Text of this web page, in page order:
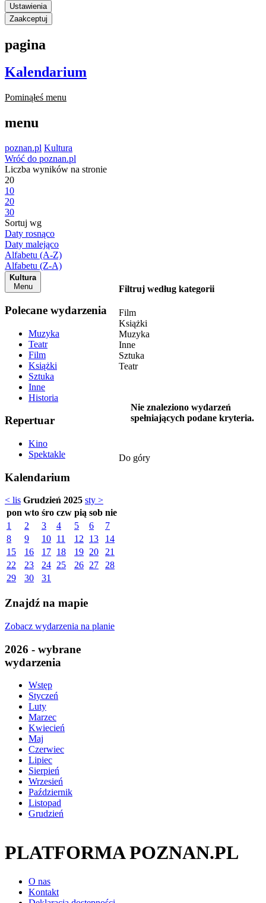
Ustawienia
Zaakceptuj
pagina
Kalendarium
Pominąłeś menu
menu
poznan.pl Kultura
Wróć do poznan.pl
Liczba wyników na stronie
20
10
20
30
Sortuj wg
Daty rosnąco
Daty malejąco
Alfabetu (A-Z)
Alfabetu (Z-A)
Kultura
Menu
Polecane wydarzenia
Muzyka
Teatr
Film
Książki
Sztuka
Inne
Historia
Repertuar
Kino
Spektakle
Kalendarium
< lis Grudzień 2025 sty >
pon wto śro czw pią sob nie
1
2 3 4 5 6
7
8
9 10 11 12 13
14
15
16 17 18 19 20
21
22
23 24 25 26 27
28
29
30 31
Znajdź na mapie
Zobacz wydarzenia na planie
2026 - wybrane
wydarzenia
Wstęp
Styczeń
Luty
Marzec
Kwiecień
Maj
Czerwiec
Lipiec
Sierpień
Wrzesień
Październik
Listopad
Grudzień
Filtruj według kategorii
Film
Książki
Muzyka
Inne
Sztuka
Teatr
Nie znaleziono wydarzeń
spełniających podane kryteria.
Do góry
PLATFORMA POZNAN.PL
O nas
Kontakt